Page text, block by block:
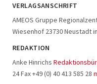
VERLAGSANSCHRIFT
AMEOS Gruppe
Wiesenhof 23730 Neustadt
REDAKTION
Anke Hinrichs
24 Fax +49 (0) 40 413 585 28